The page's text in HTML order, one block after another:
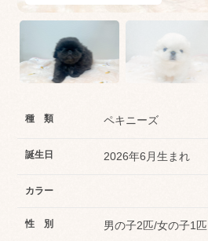
種 類 ペキニーズ
誕生日 2026年6月生まれ
カラー
性 別 男の子2匹/女の子1匹